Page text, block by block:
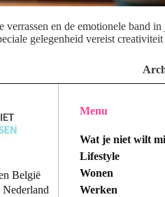
en de emotionele band
gelegenheid vereist
België
Menu
Wat je niet wilt
Lifestyle
Wonen
Werken